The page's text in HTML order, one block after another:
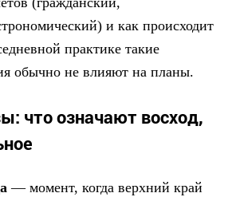
и как происходит
практике такие
обычно не влияют на планы.
что означают восход,
— момент, когда верхний край